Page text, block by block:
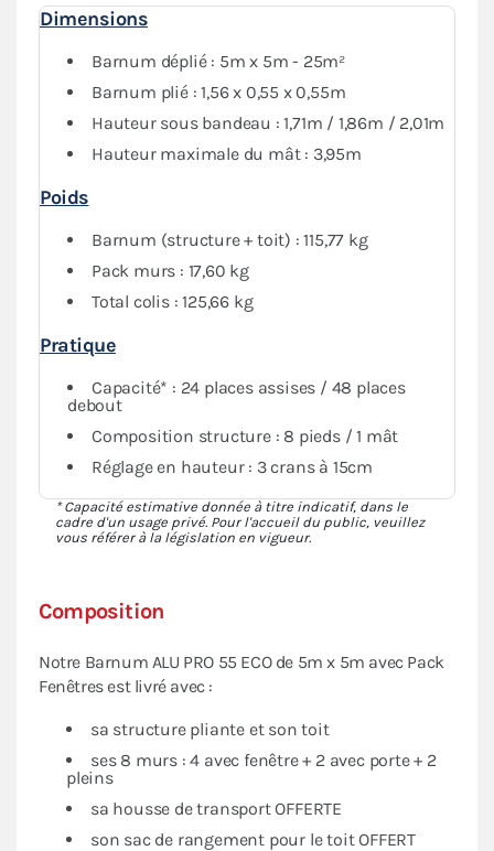
Le pack Fenêtres contient des bâches latérales (4 murs
avec fenêtre, 2 murs pleins et 2 murs avec porte) en
polyester enduction PVC 380g/m² qui garantissent
protection optimale
pourrez fermer complètement votre abri si besoin
Composition
Notre Barnum ALU PRO 55 ECO de 5m x 5m avec Pack
Fenêtres est livré avec :
sa structure pliante et son toit
ses 8 murs : 4 avec fenêtre + 2 avec porte + 2
pleins
sa housse de transport OFFERTE
son sac de rangement pour le toit OFFERT
Dimensions
Barnum déplié : 5m x 5m - 25m²
Barnum plié : 1,56 x 0,55 x 0,55m
Hauteur sous bandeau : 1,71m / 1,86m / 2,01m
Hauteur maximale du mât : 3,95m
Poids
Barnum (structure + toit) : 115,77 kg
Pack murs : 17,60 kg
Total colis : 125,66 kg
Pratique
Capacité* : 24 places assises / 48 places
debout
Composition structure : 8 pieds / 1 mât
Réglage en hauteur : 3 crans à 15cm
* Capacité estimative donnée à titre indicatif, dans le
cadre d'un usage privé. Pour l'accueil du public, veuillez
vous référer à la législation en vigueur.